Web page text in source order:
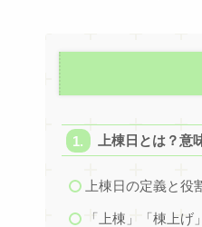
上棟日とは？意
上棟日の定義と役
「上棟」「棟上